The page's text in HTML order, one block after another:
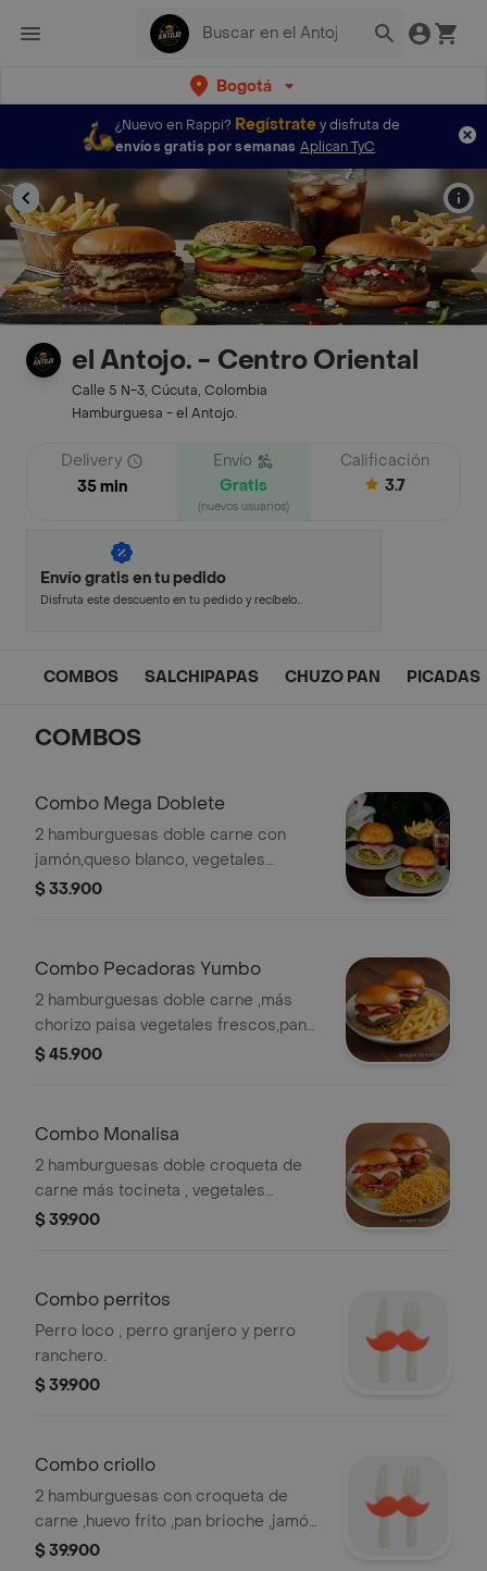
Bogotá
¿Nuevo en Rappi? Regístratey disfruta de
envíos gratis por semanas Aplican TyC
el Antojo. - Centro Oriental
Calle 5 N-3, Cúcuta, Colombia
Hamburguesa - el Antojo.
Delivery
35 min
Envío
Gratis
(nuevos usuarios)
Calificación
3.7
Envío gratis en tu pedido
Disfruta este descuento en tu pedido y recíbelo
COMBOS SALCHIPAPAS CHUZO PAN PICADAS
COMBOS
Combo Mega Doblete
2 hamburguesas doble carne con
jamón,queso blanco, vegetales
frescos y pan brioche.
$ 33.900
Combo Pecadoras Yumbo
2 hamburguesas doble carne ,más
chorizo paisa vegetales frescos,pan
broche jamón y queso blanco ,más un
$ 45.900
Combo Monalisa
2 hamburguesas doble croqueta de
carne más tocineta , vegetales
frescos,pan brioche,doble jamón
$ 39.900
Combo perritos
Perro loco , perro granjero y perro
ranchero.
$ 39.900
Combo criollo
2 hamburguesas con croqueta de
carne ,huevo frito ,pan brioche ,jamón
,queso blanco,ripio de papa ,
$ 39.900